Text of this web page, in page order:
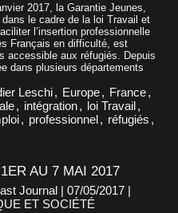
2017, la Garantie Jeunes,
le cadre de la loi Travail et
l’insertion professionnelle
Français en difficulté, est
accessible aux réfugiés. Depuis
dans plusieurs départements
Leschi, Europe, France,
, intégration, loi Travail,
, professionnel, réfugiés ,
AU 7 MAI 2017
Journal | 07/05/2017 |
ET SOCIÉTÉ